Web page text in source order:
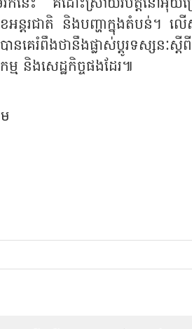
រិកនេះ គឺដោះស្រាយវិបត្តិនៅអ៊ុយក្
អន្តរជាតិ និងបញ្ហាក្នុងតំបន់។ ល
រំពឹងថានឹងផ្លាស់ប្តូរទស្សនៈស្តីពី
ម និងសេដ្ឋកិច្ចផងដែរ៕